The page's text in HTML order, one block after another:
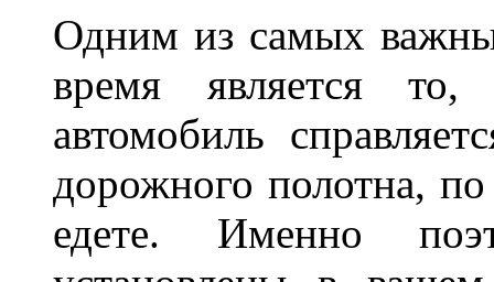
Одним из самых
время является то,
автомобиль
дорожного полотна,
едете. Именно